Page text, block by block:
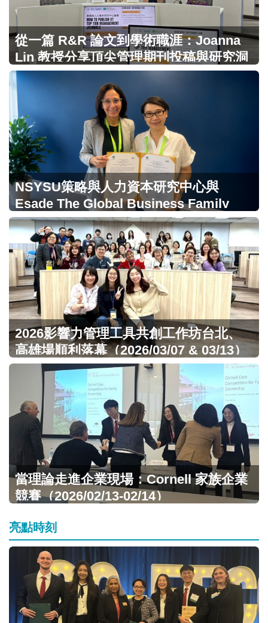
從一篇 R&R 論文到學術職涯：Joanna
Lin 教授分享頂尖管理期刊投稿與研究洞
見（2026/07/09）
NSYSU策略與人力資本研究中心與
Esade The Global Business Family
Initiative簽署合作備忘錄 深化國際家族
企業研究合作
2026影響力管理工具共創工作坊台北、
高雄場順利落幕（2026/03/07 & 03/13）
當理論走進企業現場：Cornell 家族企業
競賽（2026/02/13-02/14）
亮點時刻